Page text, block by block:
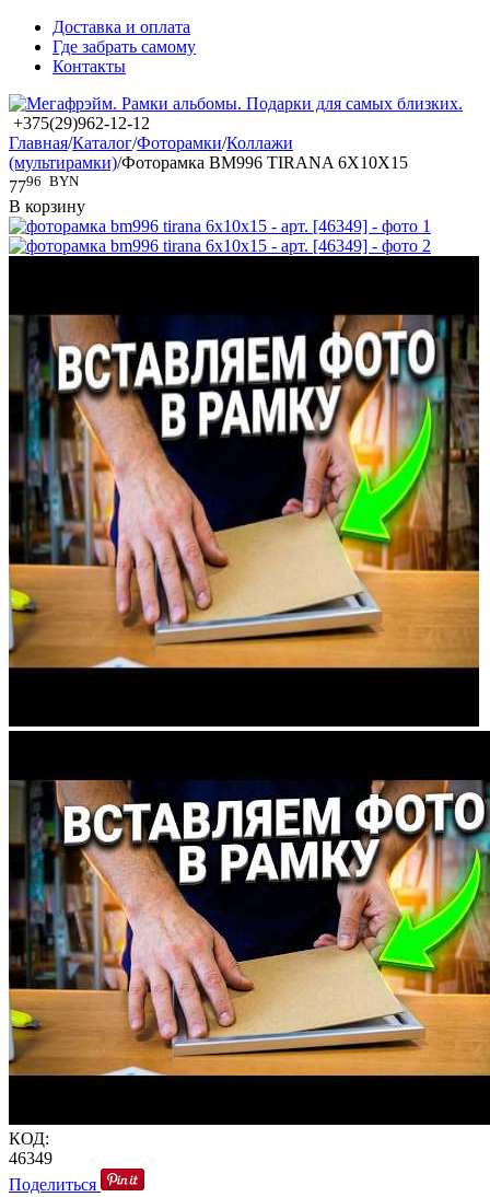
Доставка и оплата
Где забрать самому
Контакты
+375(29)962-12-12
Главная/Каталог/Фоторамки/Коллажи
(мультирамки)/Фоторамка BM996 TIRANA 6X10X15
7796 BYN
В корзину
КОД:
46349
Поделиться